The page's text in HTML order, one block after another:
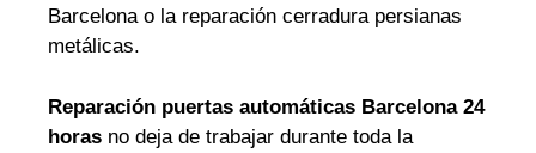
Barcelona o la reparación cerradura persianas
metálicas.
Reparación puertas automáticas Barcelona 24
horas no deja de trabajar durante toda la